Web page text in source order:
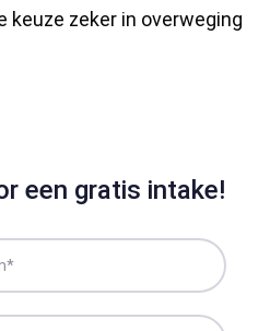
keuze zeker in overweging
een gratis intake!